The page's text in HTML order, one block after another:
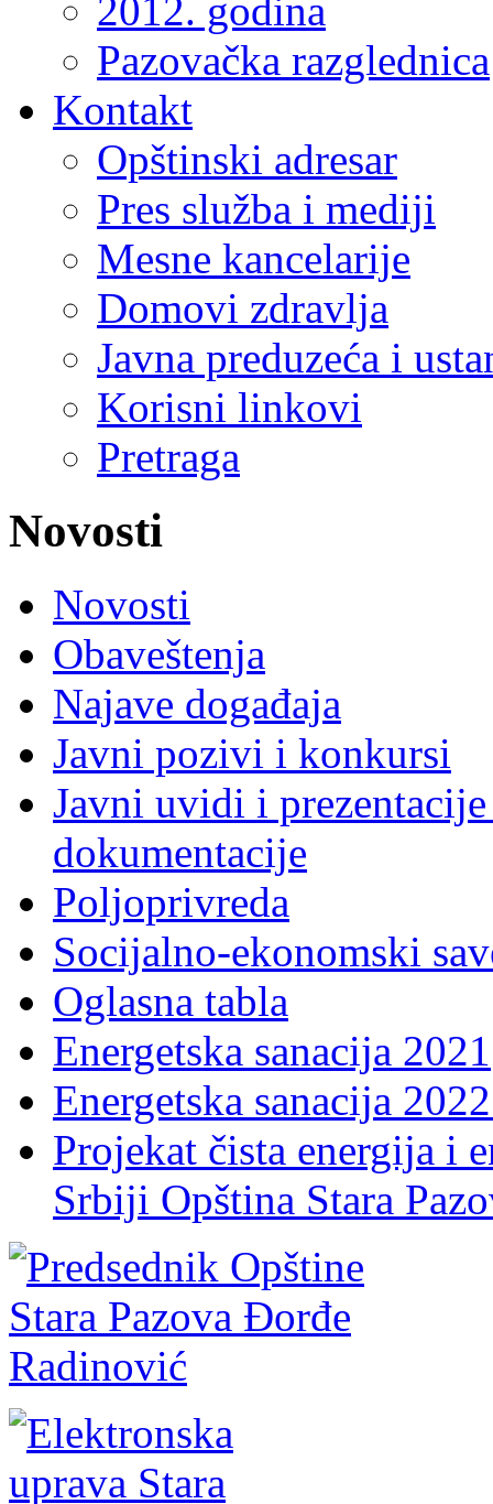
2012. godina
Pazovačka razglednica
Kontakt
Opštinski adresar
Pres služba i mediji
Mesne kancelarije
Domovi zdravlja
Javna preduzeća i
Korisni linkovi
Pretraga
Novosti
Novosti
Obaveštenja
Najave događaja
Javni pozivi i konkursi
Javni uvidi i
dokumentacije
Poljoprivreda
Socijalno-ekonomski
Oglasna tabla
Energetska sanacija 2021
Energetska sanacija
Projekat čista energija i
Srbiji Opština Stara